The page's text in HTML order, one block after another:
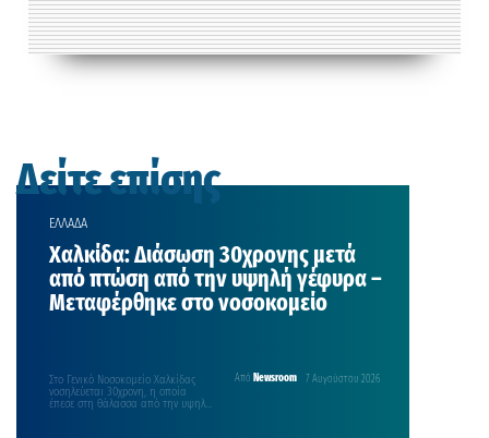
Δείτε επίσης
ΕΛΛΑΔΑ
Χαλκίδα: Διάσωση 30χρονης μετά
από πτώση από την υψηλή γέφυρα –
Μεταφέρθηκε στο νοσοκομείο
Από Newsroom 7 Αυγούστου 2026
Στο Γενικό Νοσοκομείο Χαλκίδας
νοσηλεύεται 30χρονη, η οποία
έπεσε στη θάλασσα από την υψηλή